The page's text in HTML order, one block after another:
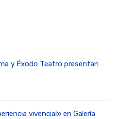
y Éxodo Teatro presentan
vivencial» en Galería